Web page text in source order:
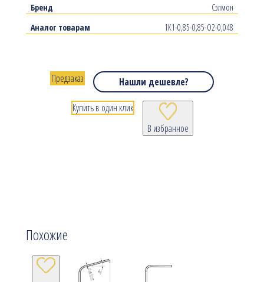
Бренд
Сэлмон
Аналог товарам
1К1-0,85-0,85-О2-0,048
Нашли дешевле?
В избранное
Предзаказ
Купить в один клик
Похожие